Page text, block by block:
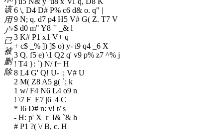
该
用
户
已
被
删
除
6 \, D4 D# P% c6 d& o. q" |
9 N; q. d7 p4 H5 V# G( Z. T7 V
$ d0 m" Y8 `' _& l
3 K# P1 x1 V+ q
+ c$ _% ]) ]$ o) y- i9 q4 _6 X
3 Q. f5 e) \1 Q2 q' v9 p% z7 ^% j
! T4 }: `) N/ f+ H
8 L4 G' Q! U- |; V# U
2 M( Z8 A5 g( `; k
1 w/ F4 N6 L4 o9 n
! \7 F E7 |6 |4 C
* I6 D# n: v! t/ s
- H: p' X r I& `& h
# P1 ?( \/ B, c. H